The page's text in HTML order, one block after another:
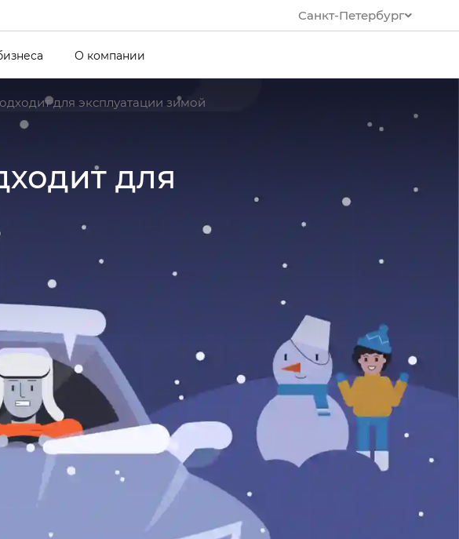
Санкт-Петербург
О компании
для эксплуатации зимой
для